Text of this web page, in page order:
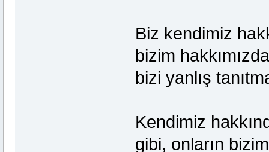
Biz kendimiz
bizim
bizi yanlış
Kendimiz
gibi, onların